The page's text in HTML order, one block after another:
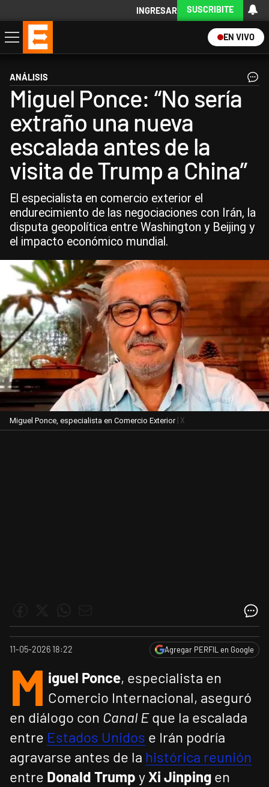
INGRESAR SUSCRIBITE
EN VIVO
Economía
Política
Internacional
Actualidad
Descargá la App
ANÁLISIS
Miguel Ponce: “No sería
extraño una nueva
escalada antes de la
visita de Trump a China”
El especialista en comercio exterior el
endurecimiento de las negociaciones con Irán, la
disputa geopolítica entre Washington y Beijing y
el impacto económico mundial.
Miguel Ponce, especialista en Comercio Exterior | X
11-05-2026 18:22 Agregar PERFIL en Google
M iguel Ponce, especialista en
Comercio Internacional, aseguró
en diálogo con Canal Eque la escalada
entre Estados Unidos e Irán podría
agravarse antes de la histórica reunión
entre Donald Trump yXi Jinping en